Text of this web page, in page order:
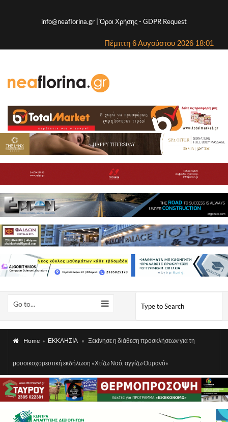
info@neaflorina.gr |Όροι Χρήσης- GDPR Request
Πέμπτη 6 Αυγούστου 2026 18:01
Go to...
Home » ΕΚΚΛΗΣΙΑ » Ξεκίνησε η διάθεση προσκλήσεων για τη
μουσικοχορευτική εκδήλωση «Χτίζω Ναό, αγγίζω Ουρανό»